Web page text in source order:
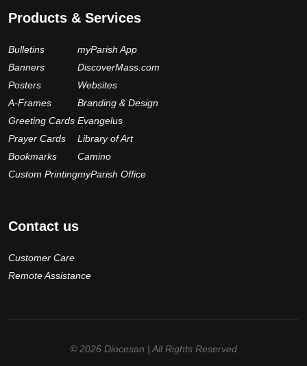
Products & Services
Bulletins
Banners
Posters
A-Frames
Greeting Cards
Prayer Cards
Bookmarks
Custom Printing
myParish App
DiscoverMass.com
Websites
Branding & Design
Evangelus
Library of Art
Camino
myParish Office
Contact us
Customer Care
Remote Assistance
© 2026 Diocesan | All Rights Reserved